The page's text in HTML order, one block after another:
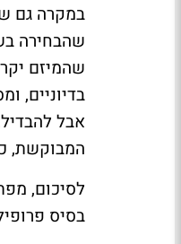
במקרה גם
שהבחירה
שהמיזם
בדיוניים,
אבל
המבוקשת,
לסיכום,
בסיס